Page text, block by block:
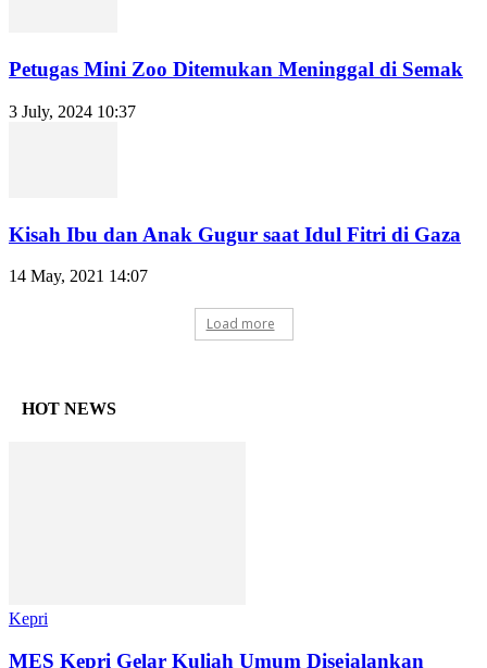
Petugas Mini Zoo Ditemukan Meninggal di Semak
3 July, 2024 10:37
Kisah Ibu dan Anak Gugur saat Idul Fitri di Gaza
14 May, 2021 14:07
Load more
HOT NEWS
Kepri
MES Kepri Gelar Kuliah Umum Disejalankan